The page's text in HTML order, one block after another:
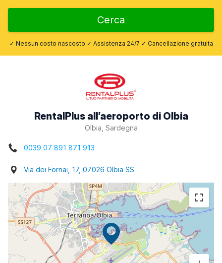
Cerca
✓ Nessun costo nascosto ✓ Assistenza 24/7 ✓ Cancellazione gratuita
RentalPlus all’aeroporto di Olbia
Olbia, Sardegna
0039 07 891 871 913
Via dei Fornai, 17, 07026 Olbia SS